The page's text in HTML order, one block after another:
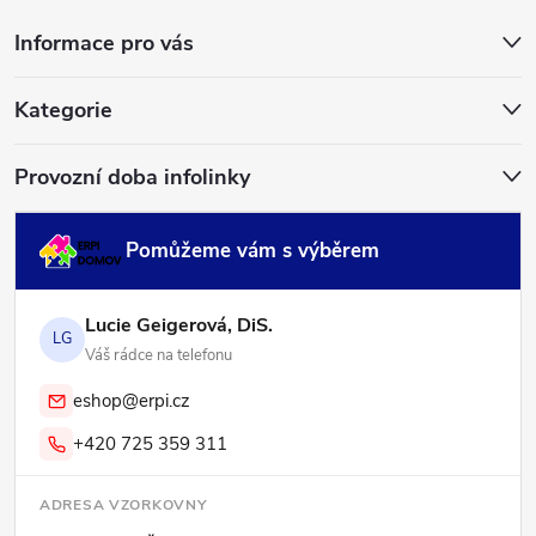
Informace pro vás
Kategorie
Provozní doba infolinky
Pomůžeme vám s výběrem
LG Lucie Geigerová, DiS.
Váš rádce na telefonu
eshop@erpi.cz
+420 725 359 311
ADRESA VZORKOVNY